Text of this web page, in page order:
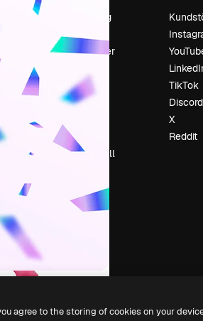
Prissättning
Om oss
Recensioner
Söktrender
Blogg
Slidesgo
Sälj innehåll
Söker efter
magnific.ai
TikTok
Discord
X
Reddit
agree to the storing of cookies on your